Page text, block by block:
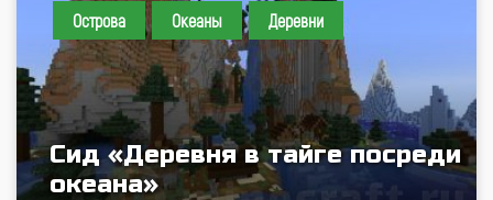
Острова Океаны Деревни
Сид «Деревня в тайге посреди
океана»